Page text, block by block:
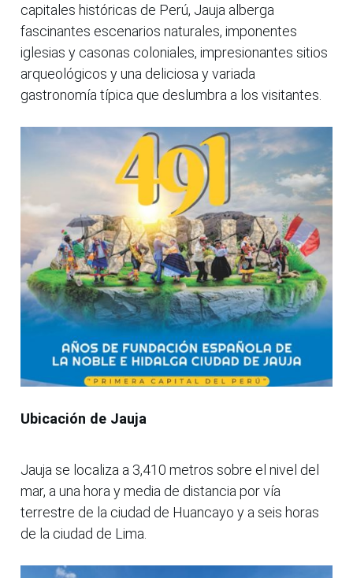
capitales históricas de Perú, Jauja alberga
fascinantes escenarios naturales, imponentes
iglesias y casonas coloniales, impresionantes sitios
arqueológicos y una deliciosa y variada
gastronomía típica que deslumbra a los visitantes.
Ubicación de Jauja
Jauja se localiza a 3,410 metros sobre el nivel del
mar, a una hora y media de distancia por vía
terrestre de la ciudad de Huancayo y a seis horas
de la ciudad de Lima.